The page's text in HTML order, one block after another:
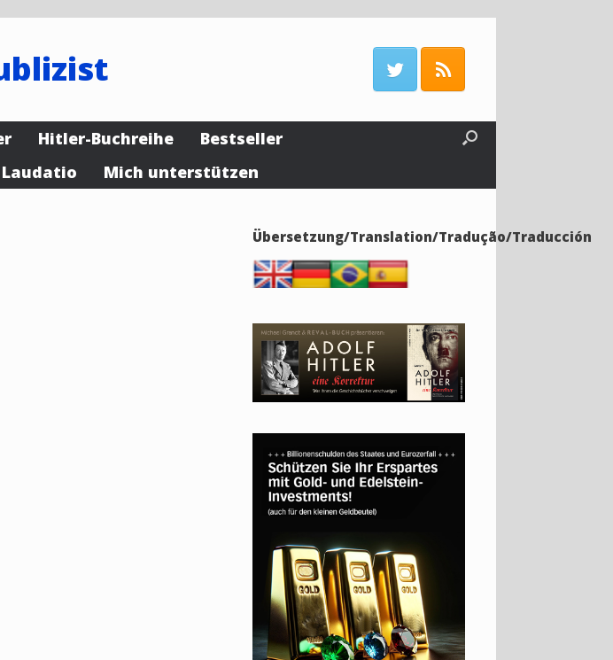
Hitler-Buchreihe
Bestseller
Mich unterstützen
Übersetzung/Translation/Tradução/Traducción